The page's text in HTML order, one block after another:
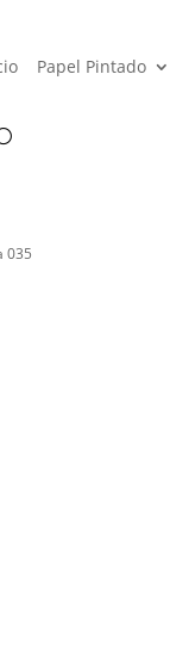
Papel Pintado
035